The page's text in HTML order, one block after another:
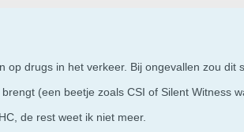
drugs in het verkeer. Bij ongevallen zou dit
(een beetje zoals CSI of Silent Witness
de rest weet ik niet meer.